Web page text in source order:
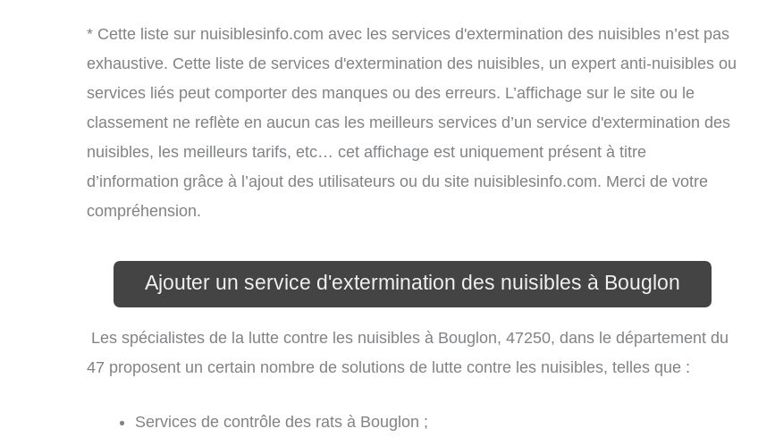
* Cette liste sur nuisiblesinfo.com avec les services d'extermination des nuisibles n’est pas
exhaustive. Cette liste de services d'extermination des nuisibles, un expert anti-nuisibles ou
services liés peut comporter des manques ou des erreurs. L’affichage sur le site ou le
classement ne reflète en aucun cas les meilleurs services d’un service d'extermination des
nuisibles, les meilleurs tarifs, etc… cet affichage est uniquement présent à titre
d’information grâce à l’ajout des utilisateurs ou du site nuisiblesinfo.com. Merci de votre
compréhension.
Ajouter un service d'extermination des nuisibles à Bouglon
Les spécialistes de la lutte contre les nuisibles à Bouglon, 47250, dans le département du
47 proposent un certain nombre de solutions de lutte contre les nuisibles, telles que :
Services de contrôle des rats à Bouglon ;